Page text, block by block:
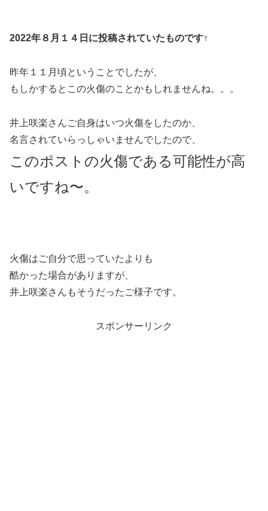
2022年８月１４日に投稿されていたものです↑
昨年１１月頃ということでしたが、
もしかするとこの火傷のことかもしれませんね。。。
井上咲楽さんご自身はいつ火傷をしたのか、
名言されていらっしゃいませんでしたので、
このポストの火傷である可能性が高
いですね〜。
火傷はご自分で思っていたよりも
酷かった場合がありますが、
井上咲楽さんもそうだったご様子です。
スポンサーリンク